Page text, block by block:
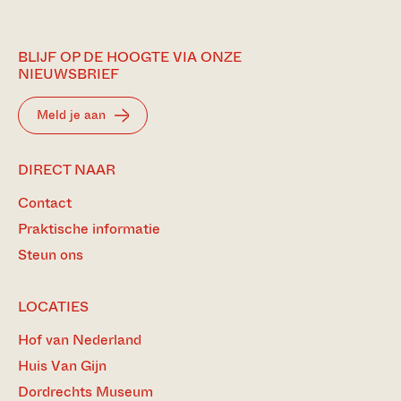
BLIJF OP DE HOOGTE VIA ONZE
NIEUWSBRIEF
Meld je aan
DIRECT NAAR
Contact
Praktische informatie
Steun ons
LOCATIES
Hof van Nederland
Huis Van Gijn
Dordrechts Museum